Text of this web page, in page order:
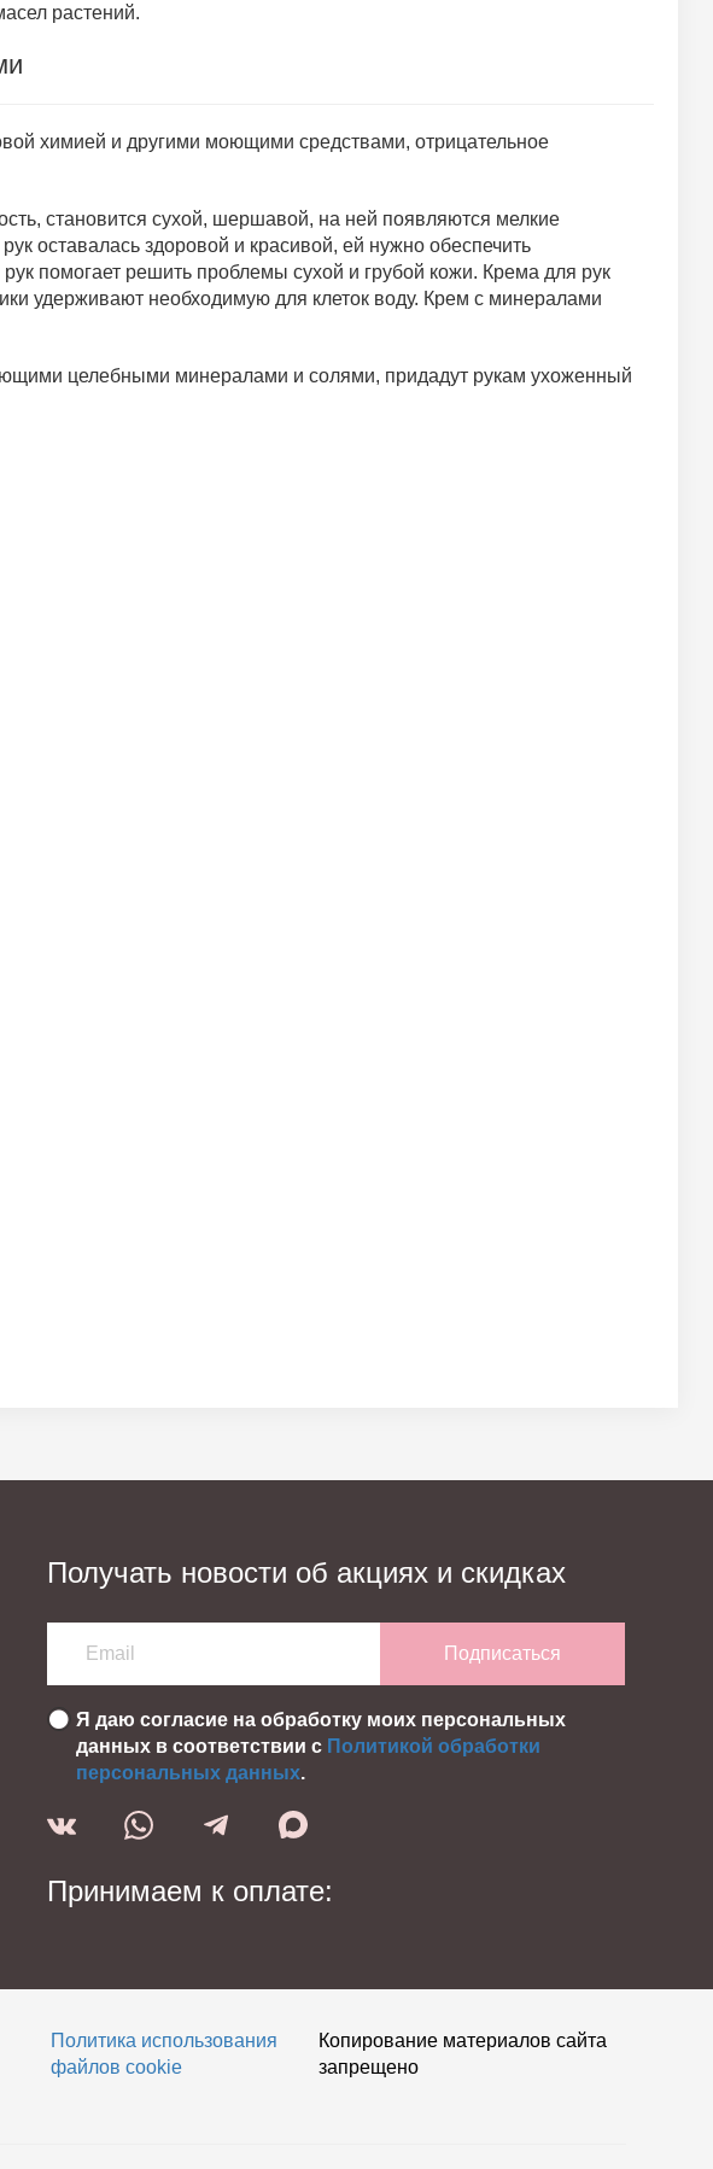
растений.
химией и другими моющими средствами, отрицательное
становится сухой, шершавой, на ней появляются мелкие
оставалась здоровой и красивой, ей нужно обеспечить
помогает решить проблемы сухой и грубой кожи. Крема для рук
удерживают необходимую для клеток воду. Крем с минералами
целебными минералами и солями, придадут рукам ухоженный
Получать новости об акциях и скидках
Подписаться
Я даю согласие на обработку моих персональных
данных в соответствии с Политикой обработки
персональных данных.
Принимаем к оплате:
Политика использования
файлов cookie
Копирование материалов сайта
запрещено